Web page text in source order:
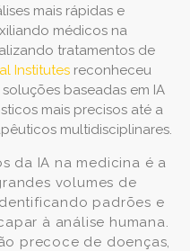
mais rápidas e
médicos na
tratamentos de
Institutesreconheceu
baseadas em IA
mais precisos até a
multidisciplinares.
da IA na medicina é a
volumes de
padrões e
à análise humana.
precoce de doenças,